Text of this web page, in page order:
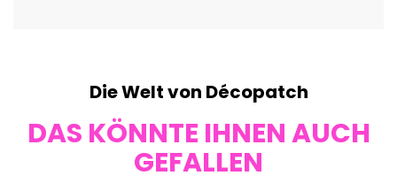
Die Welt von Décopatch
DAS KÖNNTE IHNEN AUCH
GEFALLEN